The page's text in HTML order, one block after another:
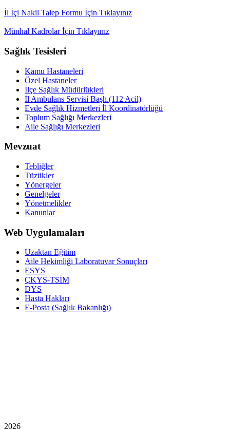
İl İçi Nakil Talep Formu İçin Tıklayınız
Münhal Kadrolar İçin Tıklayınız
Sağlık Tesisleri
Kamu Hastaneleri
Özel Hastaneler
İlçe Sağlık Müdürlükleri
İl Ambulans Servisi Başh.(112 Acil)
Evde Sağlık Hizmetleri İl Koordinatörlüğü
Toplum Sağlığı Merkezleri
Aile Sağlığı Merkezleri
Mevzuat
Tebliğler
Tüzükler
Yönergeler
Genelgeler
Yönetmelikler
Kanunlar
Web Uygulamaları
Uzaktan Eğitim
Aile Hekimliği Laboratuvar Sonuçları
ESYS
ÇKYS-TSİM
DYS
Hasta Hakları
E-Posta (Sağlık Bakanlığı)
2026